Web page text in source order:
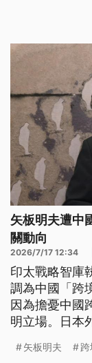
矢板明夫遭中
關動向
2026/7/17 12:34
印太戰略智庫
調為中國「跨
因為擔憂中國
明立場。日本
保日本國民安
矢板明夫